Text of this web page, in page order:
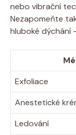
nebo ⁢vibrační
Nezapomeňte‌
⁣hluboké dýchání
Exfoliace
Anestetické
Ledování